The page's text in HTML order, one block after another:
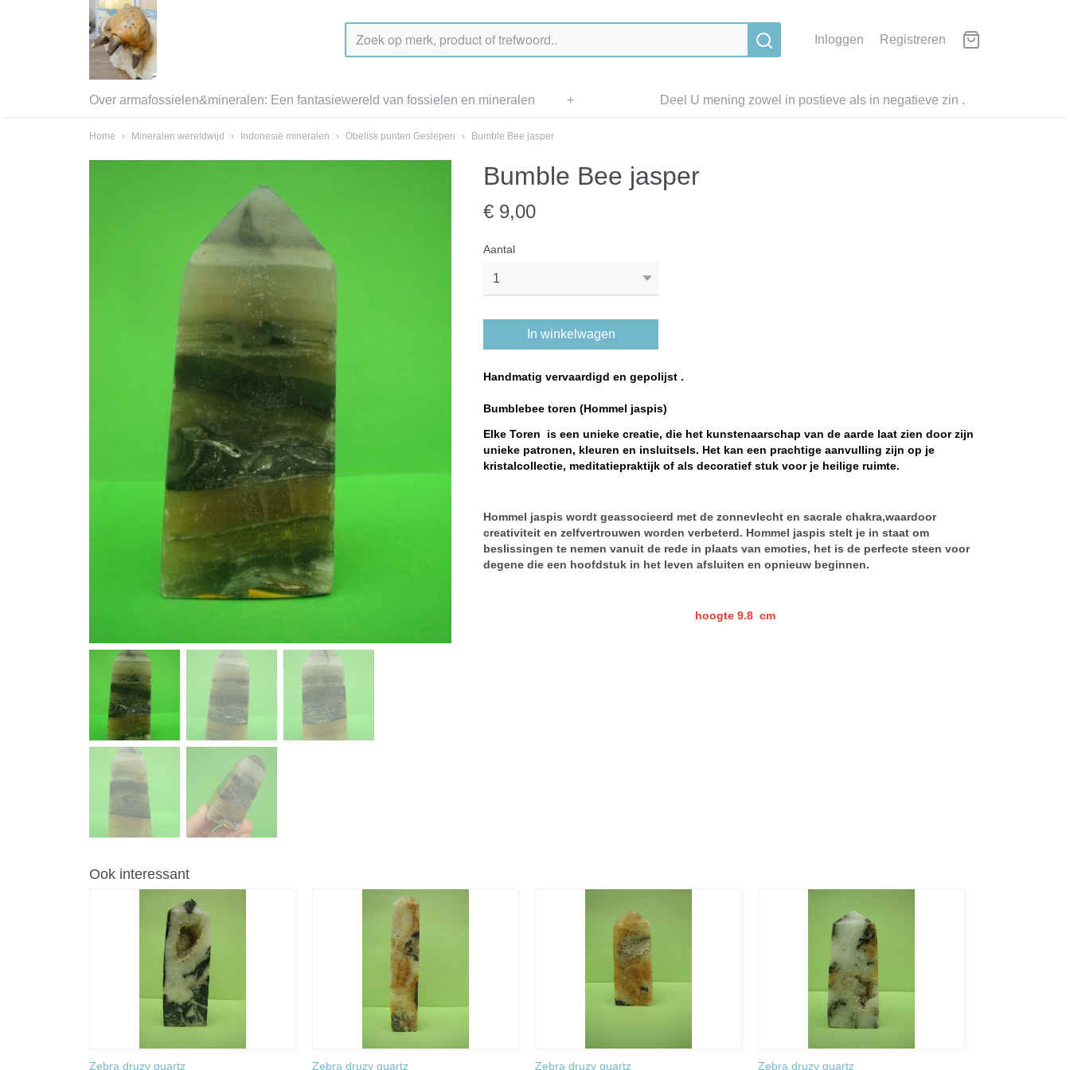
Inloggen Registreren
Deel U mening zowel in postieve als in negatieve zin .
Over armafossielen&mineralen: Een fantasiewereld van fossielen en mineralen +
Home › Mineralen wereldwijd › Indonesië mineralen › Obelisk punten Geslepen › Bumble Bee jasper
Bumble Bee jasper
€ 9,00
Aantal
In winkelwagen
Handmatig vervaardigd en gepolijst .
Bumblebee toren (Hommel jaspis)
Elke Toren is een unieke creatie, die het kunstenaarschap van de aarde laat zien door zijn
unieke patronen, kleuren en insluitsels. Het kan een prachtige aanvulling zijn op je
kristalcollectie, meditatiepraktijk of als decoratief stuk voor je heilige ruimte.
Hommel jaspis wordt geassocieerd met de zonnevlecht en sacrale chakra,waardoor
creativiteit en zelfvertrouwen worden verbeterd. Hommel jaspis stelt je in staat om
beslissingen te nemen vanuit de rede in plaats van emoties, het is de perfecte steen voor
degene die een hoofdstuk in het leven afsluiten en opnieuw beginnen.
hoogte 9.8 cm
Ook interessant
Zebra druzy quartz Zebra druzy quartz Zebra druzy quartz Zebra druzy quartz